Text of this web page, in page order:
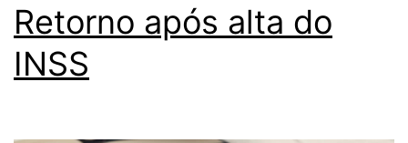
Retorno após alta do
INSS